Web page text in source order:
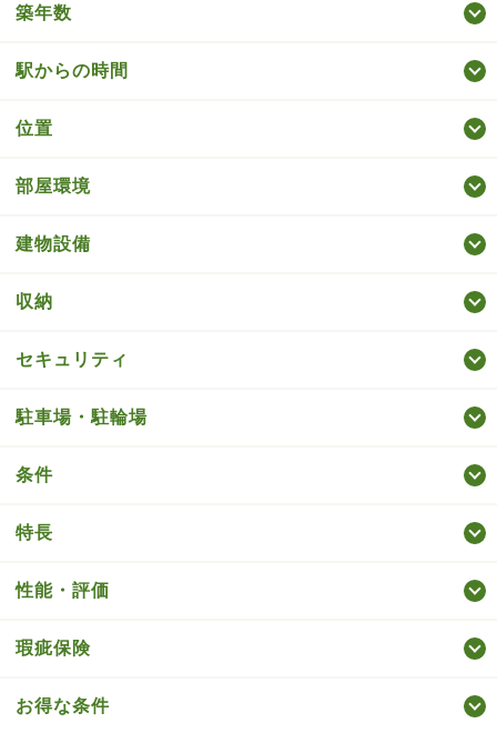
築年数
駅からの時間
位置
部屋環境
建物設備
収納
セキュリティ
駐車場・駐輪場
条件
特長
性能・評価
瑕疵保険
お得な条件